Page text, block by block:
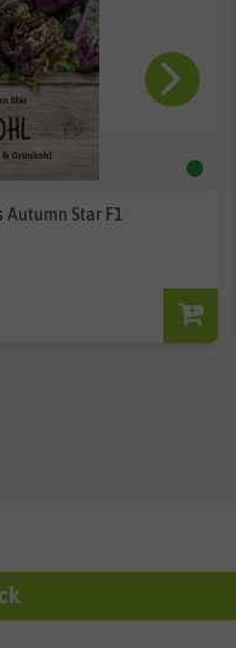
Star F1